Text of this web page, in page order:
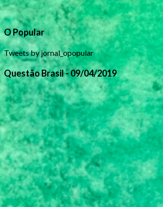
O Popular
Tweets by jornal_opopular
Questão Brasil - 09/04/2019